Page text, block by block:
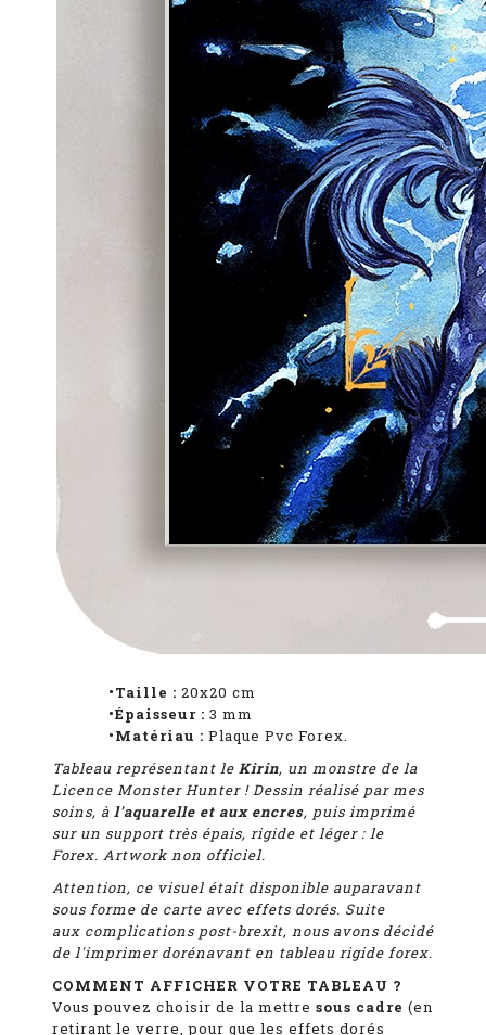
•Taille : 20x20 cm
•Épaisseur : 3 mm
•Matériau : Plaque Pvc Forex.
Tableau représentant le Kirin, un monstre de la
Licence Monster Hunter ! Dessin réalisé par mes
soins, à l'aquarelle et aux encres, puis imprimé
sur un support très épais, rigide et léger : le
Forex. Artwork non officiel.
Attention, ce visuel était disponible auparavant
sous forme de carte avec effets dorés. Suite
aux complications post-brexit, nous avons décidé
de l'imprimer dorénavant en tableau rigide forex.
COMMENT AFFICHER VOTRE TABLEAU ?
Vous pouvez choisir de la mettre sous cadre (en
retirant le verre, pour que les effets dorés